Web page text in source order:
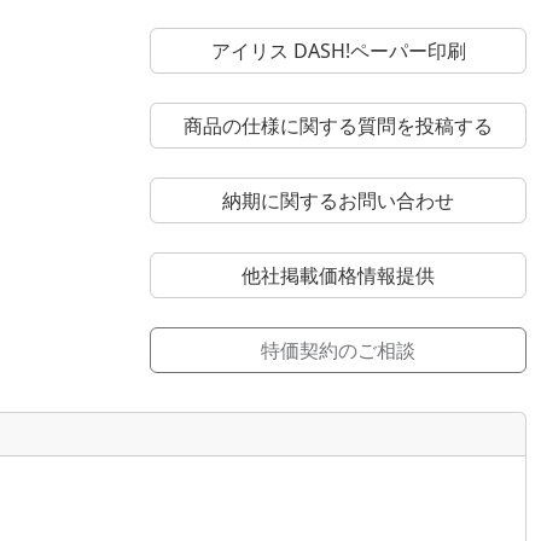
アイリス DASH!ペーパー印刷
商品の仕様に関する質問を投稿する
納期に関するお問い合わせ
他社掲載価格情報提供
特価契約のご相談